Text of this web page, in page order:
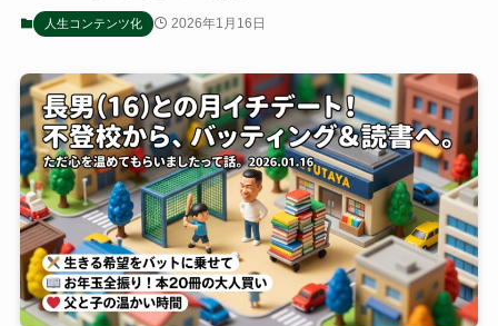
人生コンテンツ化 2026年1月16日